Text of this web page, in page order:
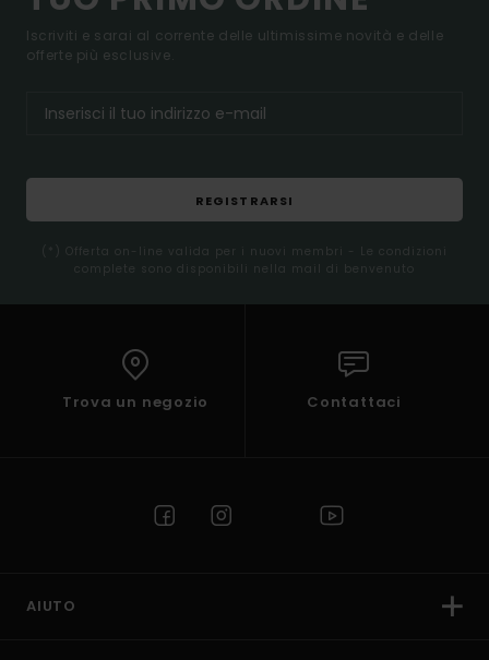
Iscriviti e sarai al corrente delle ultimissime novità e delle
offerte più esclusive.
REGISTRARSI
(*) Offerta on-line valida per i nuovi membri - Le condizioni
complete sono disponibili nella mail di benvenuto
Trova un negozio Contattaci
AIUTO